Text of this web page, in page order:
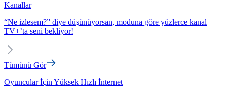
Kanallar
“Ne izlesem?” diye düşünüyorsan, moduna göre yüzlerce kanal
TV+’ta seni bekliyor!
Tümünü Gör
Oyuncular İçin Yüksek Hızlı İnternet